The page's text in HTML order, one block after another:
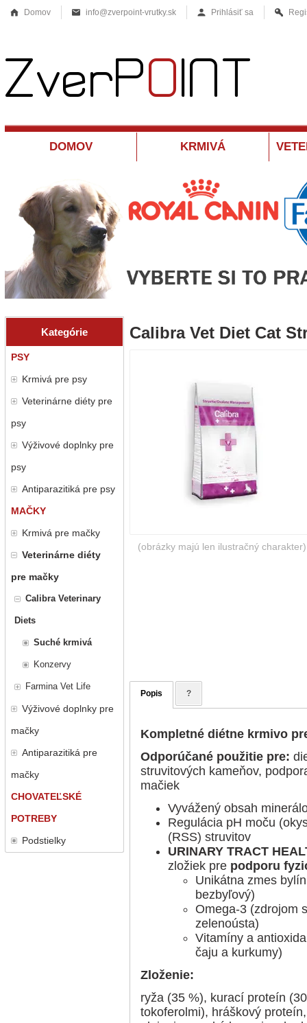
Domov info@zverpoint-vrutky.sk Prihlásiť sa
DOMOV KRMIVÁ
Kategórie
PSY
Krmivá pre psy
Veterinárne diéty pre
psy
Výživové doplnky pre
psy
Antiparazitiká pre psy
MAČKY
Krmivá pre mačky
Veterinárne diéty
pre mačky
Calibra Veterinary
Diets
Suché krmivá
Konzervy
Farmina Vet Life
Výživové doplnky pre
mačky
Antiparazitiká pre
mačky
CHOVATEĽSKÉ
POTREBY
Podstielky
Calibra Vet Diet Cat
(obrázky majú len ilustračný charakter)
Popis ?
Kompletné diétne krmivo
Odporúčané použitie pre:
struvitových kameňov,
mačiek
Vyvážený obsah
Regulácia pH moču
(RSS) struvitov
URINARY TRACT
zložiek prepodporu
Unikátna zmes
bezbyľový)
Omega-3 (zdrojom
zelenoústa)
Vitamíny a
čaju a kurkumy)
Zloženie:
ryža (35 %), kurací proteín
tokoferolmi), hráškový